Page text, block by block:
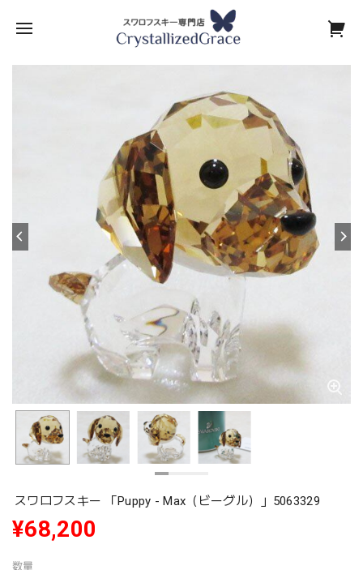
スワロフスキー 「Puppy - Max（ビーグル）」5063329
¥68,200
数量